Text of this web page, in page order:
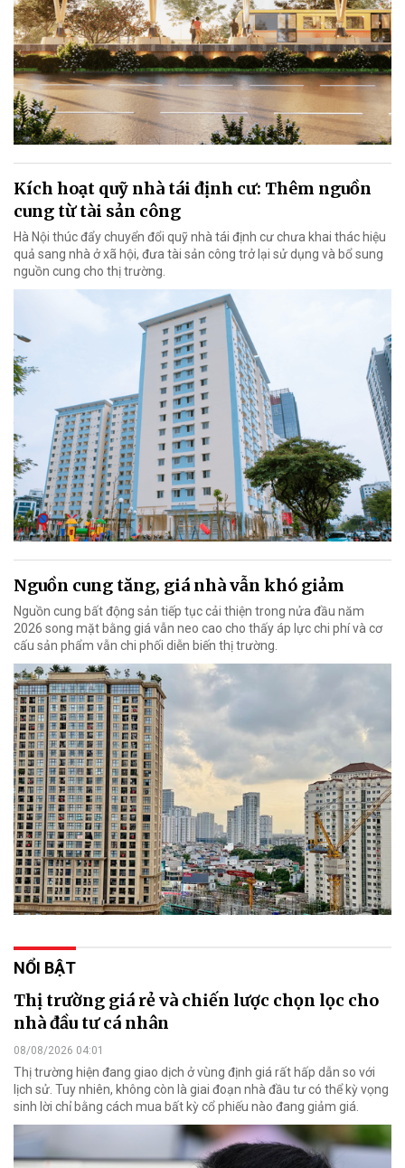
Kích hoạt quỹ nhà tái định cư: Thêm nguồn
cung từ tài sản công
Hà Nội thúc đẩy chuyển đổi quỹ nhà tái định cư chưa khai thác hiệu
quả sang nhà ở xã hội, đưa tài sản công trở lại sử dụng và bổ sung
nguồn cung cho thị trường.
Nguồn cung tăng, giá nhà vẫn khó giảm
Nguồn cung bất động sản tiếp tục cải thiện trong nửa đầu năm
2026 song mặt bằng giá vẫn neo cao cho thấy áp lực chi phí và cơ
cấu sản phẩm vẫn chi phối diễn biến thị trường.
NỔI BẬT
Thị trường giá rẻ và chiến lược chọn lọc cho
nhà đầu tư cá nhân
08/08/2026 04:01
Thị trường hiện đang giao dịch ở vùng định giá rất hấp dẫn so với
lịch sử. Tuy nhiên, không còn là giai đoạn nhà đầu tư có thể kỳ vọng
sinh lời chỉ bằng cách mua bất kỳ cổ phiếu nào đang giảm giá.